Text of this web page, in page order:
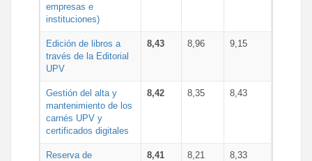
empresas e
instituciones)
Edición de libros a
través de la Editorial
UPV
8,43 8,96 9,15
Gestión del alta y
mantenimiento de los
carnés UPV y
certificados digitales
8,42 8,35 8,43
Reserva de
8,41 8,21 8,33